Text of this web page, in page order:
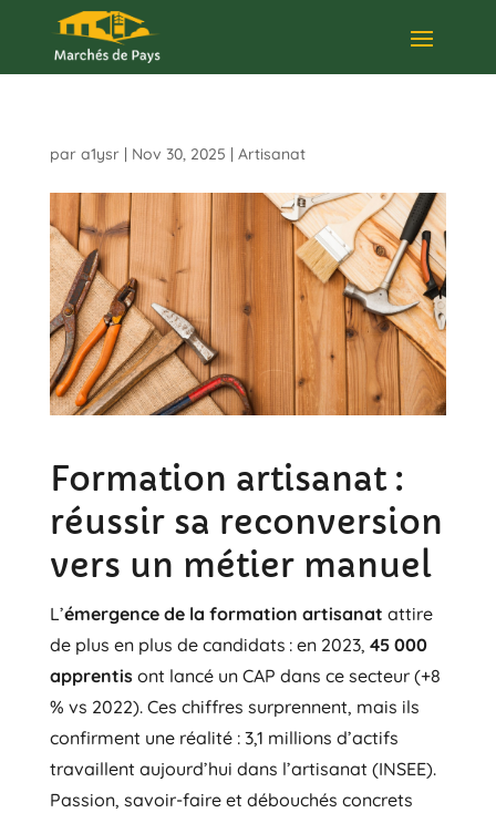
par a1ysr| Nov 30, 2025 | Artisanat
Formation artisanat :
réussir sa reconversion
vers un métier manuel
L’émergence de la formation artisanat attire
de plus en plus de candidats : en 2023, 45 000
apprentisont lancé un CAP dans ce secteur (+8
% vs 2022). Ces chiffres surprennent, mais ils
confirment une réalité : 3,1 millions d’actifs
travaillent aujourd’hui dans l’artisanat (INSEE).
Passion, savoir-faire et débouchés concrets